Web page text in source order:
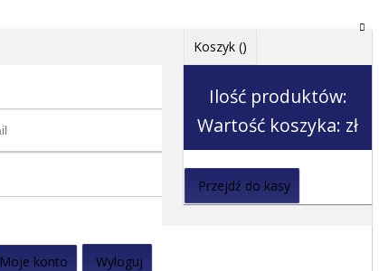
Moje konto Wyloguj
Koszyk ()
Ilość produktów:
Wartość koszyka: zł
Przejdź do kasy